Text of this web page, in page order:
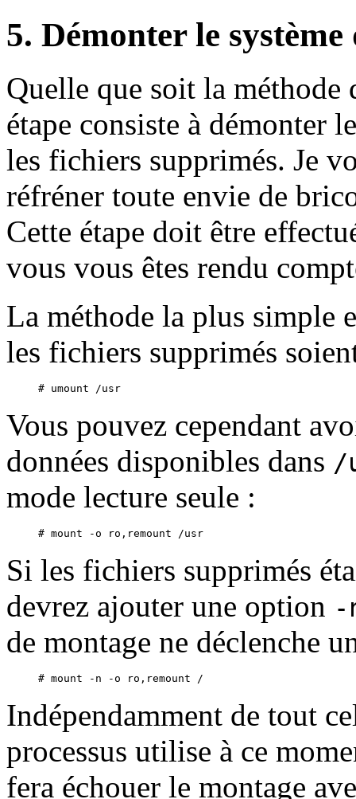
5. Démonter le
Quelle que soit la méthode
étape consiste à démonter
les fichiers supprimés. Je
réfréner toute envie de
Cette étape doit être
vous vous êtes rendu
La méthode la plus simple
les fichiers supprimés
Vous pouvez cependant
données disponibles dans /
mode lecture seule :
Si les fichiers supprimés
devrez ajouter une option -
de montage ne déclenche
Indépendamment de tout
processus utilise à ce
fera échouer le montage